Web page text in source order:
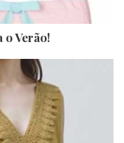
Verão!